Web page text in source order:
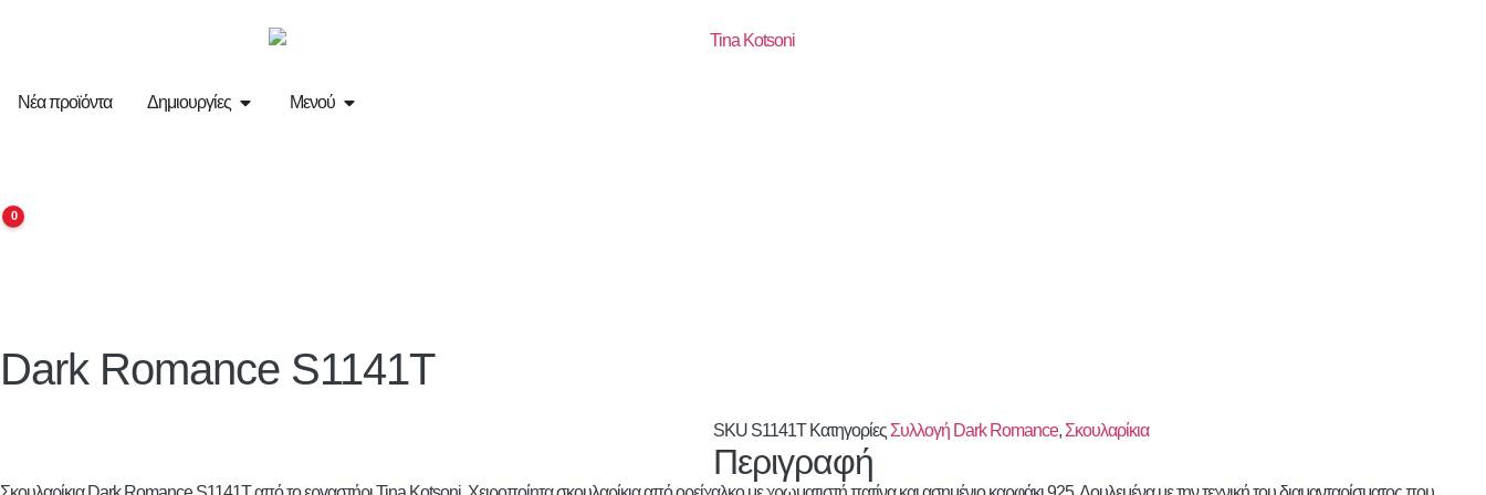
Νέα προϊόντα Δημιουργίες Μενού
0
Dark Romance S1141T
SKU S1141T Κατηγορίες Συλλογή Dark Romance, Σκουλαρίκια
Περιγραφή